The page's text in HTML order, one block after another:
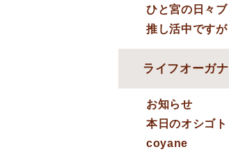
ひと宮の日々ブ
推し活中ですが
ライフオーガ
お知らせ
本日のオシゴト
coyane